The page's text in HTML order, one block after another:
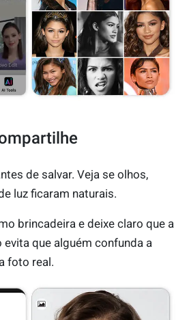
de salvar. Veja se olhos,
luz ficaram naturais.
brincadeira e deixe claro que a
que alguém confunda a
foto real.